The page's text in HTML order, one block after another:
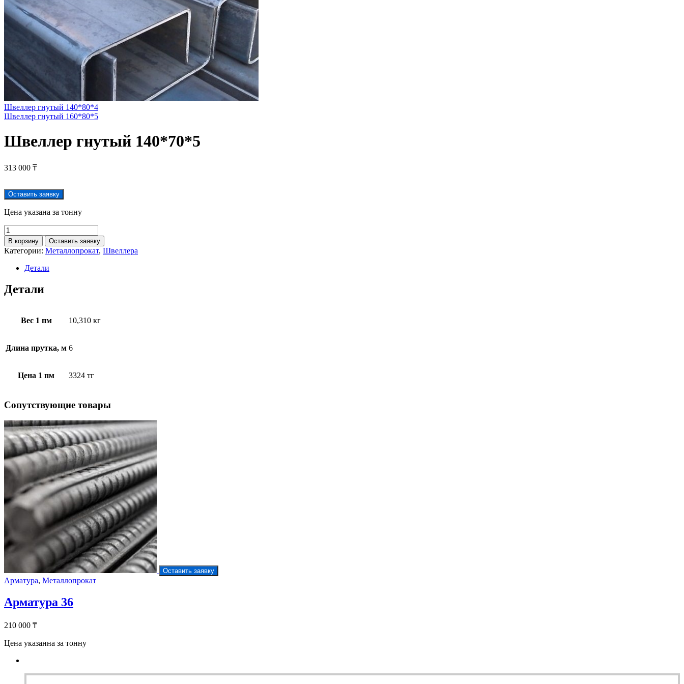
Швеллер гнутый 140*80*4
Швеллер гнутый 160*80*5
Швеллер гнутый 140*70*5
313 000 ₸
Оставить заявку
Цена указана за тонну
В корзину Оставить заявку
Категории: Металлопрокат, Швеллера
Детали
Детали
Вес 1 пм 10,310 кг
Длина прутка, м 6
Цена 1 пм 3324 тг
Cопутствующие товары
Оставить заявку
Арматура, Металлопрокат
Арматура 36
210 000 ₸
Цена указанна за тонну